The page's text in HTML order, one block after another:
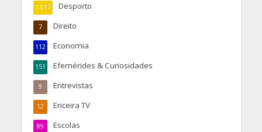
Desporto
1.017
Direito
7
Economia
112
Efemérides & Curiosidades
151
Entrevistas
9
Ericeira TV
12
Escolas
89